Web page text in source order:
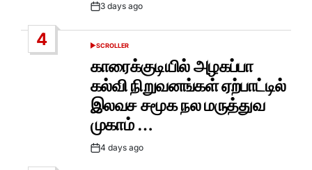
Post3 days ago
4
POSTED
SCROLLER
காரைக்குடியில் அழகப்பா
கல்வி நிறுவனங்கள் ஏற்பாட்டில்
இலவச சமூக நல மருத்துவ
முகாம் …
Post4 days ago